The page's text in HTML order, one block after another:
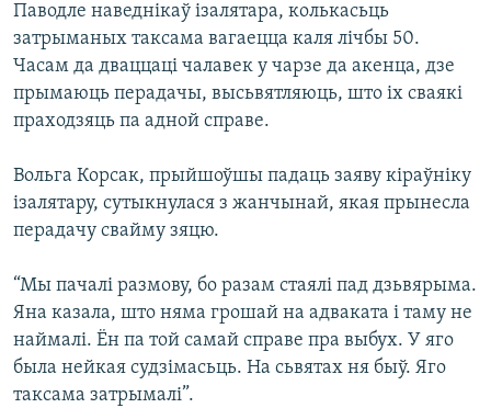
Паводле наведнікаў ізалятара, колькасьць
затрыманых таксама вагаецца каля лічбы 50.
Часам да дваццаці чалавек у чарзе да акенца, дзе
прымаюць перадачы, высьвятляюць, што іх сваякі
праходзяць па адной справе.
Вольга Корсак, прыйшоўшы падаць заяву кіраўніку
ізалятару, сутыкнулася з жанчынай, якая прынесла
перадачу свайму зяцю.
“Мы пачалі размову, бо разам стаялі пад дзьвярыма.
Яна казала, што няма грошай на адваката і таму не
наймалі. Ён па той самай справе пра выбух. У яго
была нейкая судзімасьць. На сьвятах ня быў. Яго
таксама затрымалі”.